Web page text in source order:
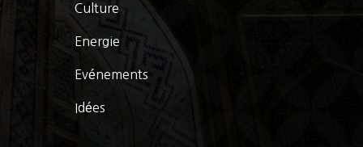
Culture
Energie
Evénements
Idées